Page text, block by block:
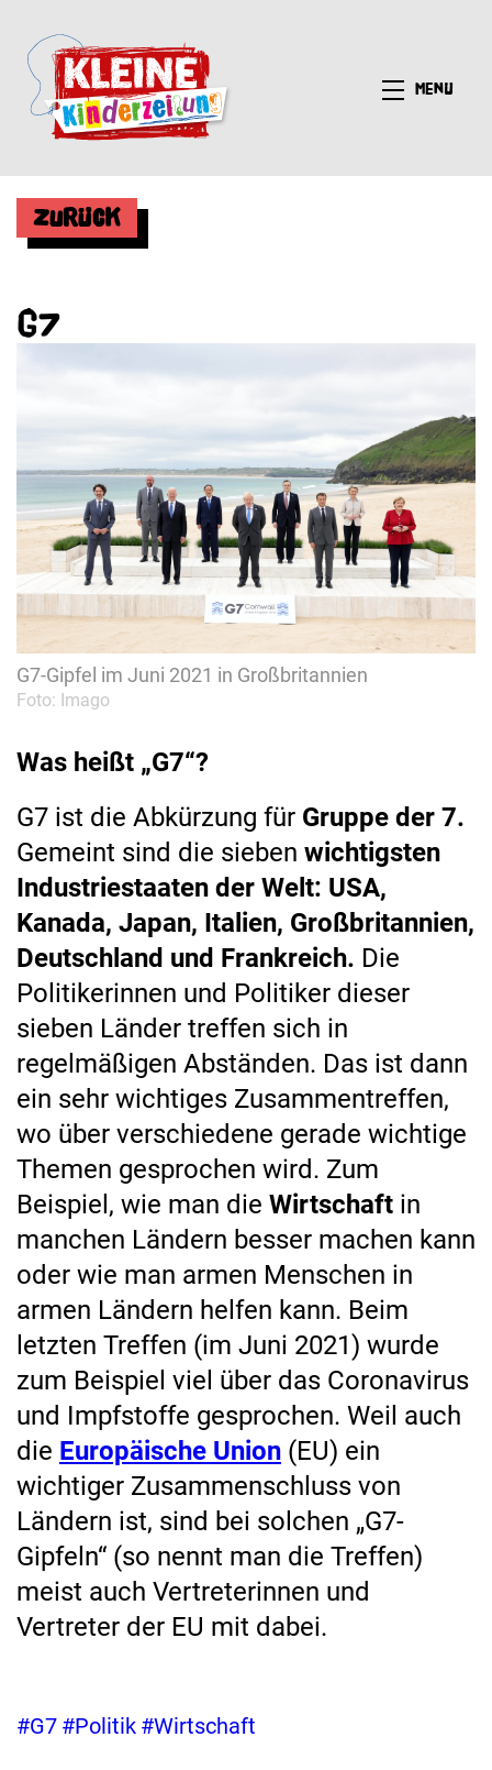
Menü
Zurück
G7
G7-Gipfel im Juni 2021 in Großbritannien
Foto: Imago
Was heißt „G7“?
G7 ist die Abkürzung für Gruppe der 7.
Gemeint sind die sieben wichtigsten
Industriestaaten der Welt: USA,
Kanada, Japan, Italien, Großbritannien,
Deutschland und Frankreich. Die
Politikerinnen und Politiker dieser
sieben Länder treffen sich in
regelmäßigen Abständen. Das ist dann
ein sehr wichtiges Zusammentreffen,
wo über verschiedene gerade wichtige
Themen gesprochen wird. Zum
Beispiel, wie man die Wirtschaft in
manchen Ländern besser machen kann
oder wie man armen Menschen in
armen Ländern helfen kann. Beim
letzten Treffen (im Juni 2021) wurde
zum Beispiel viel über das Coronavirus
und Impfstoffe gesprochen. Weil auch
die Europäische Union (EU) ein
wichtiger Zusammenschluss von
Ländern ist, sind bei solchen „G7-
Gipfeln“ (so nennt man die Treffen)
meist auch Vertreterinnen und
Vertreter der EU mit dabei.
#G7 #Politik #Wirtschaft